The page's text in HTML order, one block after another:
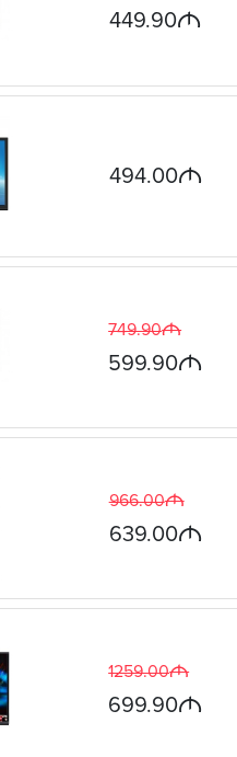
449.90M
494.00M
749.90M
599.90M
966.00M
639.00M
1259.00M
699.90M